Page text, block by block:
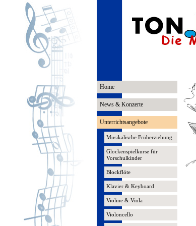
Home
News & Konzerte
Unterrichtsangebote
Musikalische Früherziehung
Glockenspielkurse für
Vorschulkinder
Blockflöte
Klavier & Keyboard
Violine & Viola
Violoncello